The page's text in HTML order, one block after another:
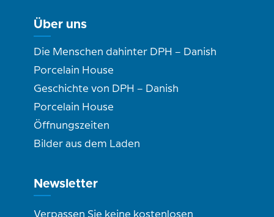
Über uns
Die Menschen dahinter DPH – Danish
Porcelain House
Geschichte von DPH – Danish
Porcelain House
Öffnungszeiten
Bilder aus dem Laden
Newsletter
Verpassen Sie keine kostenlosen